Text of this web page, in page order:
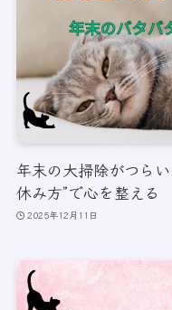
年末の大掃除がつら
休み方”で心を整える
2025年12月11日